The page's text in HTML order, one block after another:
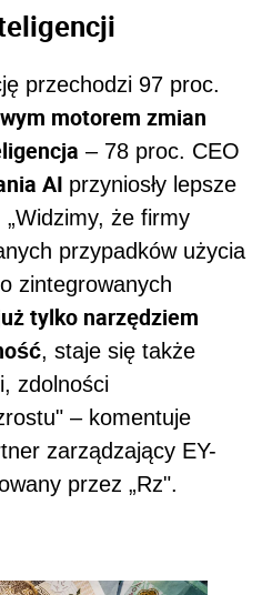
przechodzi 97 proc.
motorem zmian
– 78 proc. CEO
AI przyniosły lepsze
że firmy
przypadków użycia
zintegrowanych
tylko narzędziem
, staje się także
zdolności
– komentuje
zarządzający EY-
przez „Rz".